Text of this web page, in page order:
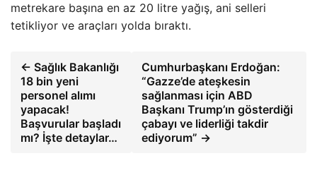
metrekare başına en az 20 litre yağış, ani selleri
tetikliyor ve araçları yolda bıraktı.
← Sağlık Bakanlığı
18 bin yeni
personel alımı
yapacak!
Başvurular başladı
mı? İşte detaylar…
Cumhurbaşkanı Erdoğan:
“Gazze’de ateşkesin
sağlanması için ABD
Başkanı Trump’ın gösterdiği
çabayı ve liderliği takdir
ediyorum” →